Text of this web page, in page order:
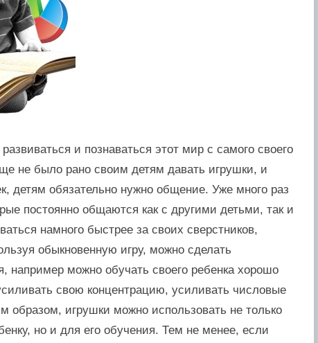
и познаваться этот мир с самого своего
не было рано своим детям давать игрушки, и
детям обязательно нужно общение. Уже много раз
постоянно общаются как с другими детьми, так и
намного быстрее за своих сверстников,
обыкновенную игру, можно сделать
например можно обучать своего ребенка хорошо
свою концентрацию, усиливать числовые
образом, игрушки можно использовать не только
но и для его обучения. Тем не менее, если